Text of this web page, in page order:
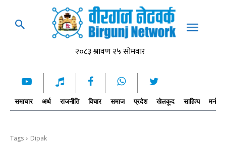
समाचार अर्थ राजनीति विचार समाज प्रदेश खेलकूद साहित्य
Tags Dipak